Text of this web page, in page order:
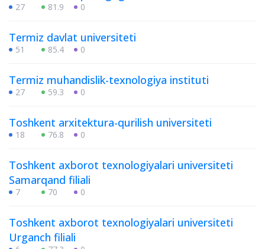
27 81.9 0
Termiz davlat universiteti
51 85.4 0
Termiz muhandislik-texnologiya instituti
27 59.3 0
Toshkent arxitektura-qurilish universiteti
18 76.8 0
Toshkent axborot texnologiyalari universiteti
Samarqand filiali
7 70 0
Toshkent axborot texnologiyalari universiteti
Urganch filiali